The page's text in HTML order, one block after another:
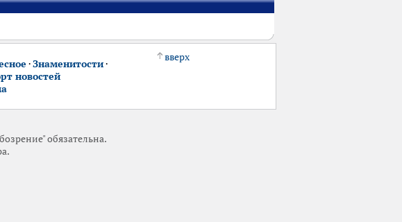
·Знаменитости·
новостей
вверх
обязательна.